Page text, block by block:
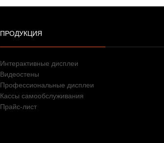
ПРОДУКЦИЯ
Прайс-лист
Кассы самообслуживания
Профессиональные дисплеи
Видеостены
Интерактивные дисплеи